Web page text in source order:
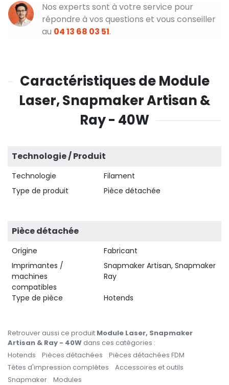
Nos experts sont à votre service pour
répondre à vos questions et vous conseiller
au 04 13 68 03 51.
Caractéristiques de Module
Laser, Snapmaker Artisan &
Ray - 40W
Technologie / Produit
Technologie
Filament
Type de produit
Pièce détachée
Pièce détachée
Origine
Fabricant
Imprimantes /
machines
compatibles
Snapmaker Artisan, Snapmaker
Ray
Type de pièce Hotends
Retrouver aussi ce produit Module Laser, Snapmaker
Artisan & Ray - 40Wdans ces catégories :
Hotends
Pièces détachées
Pièces détachées FDM
Têtes d'impression complètes
Accessoires et outils
Snapmaker
Modules